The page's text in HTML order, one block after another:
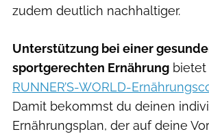
zudem deutlich nachhaltiger.
Unterstützung bei einer
sportgerechten Ernährung bietet
RUNNER’S-WORLD-
Damit bekommst du deinen
Ernährungsplan, der auf deine